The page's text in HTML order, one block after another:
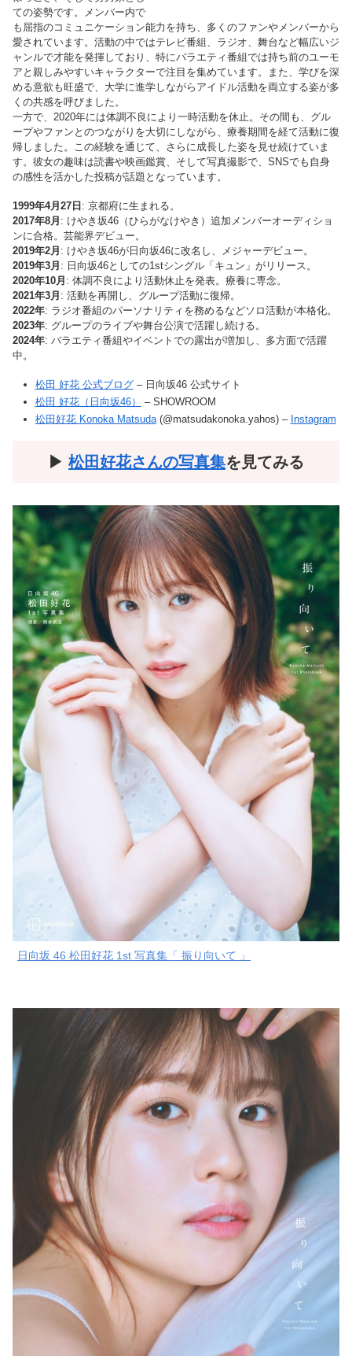
ての姿勢です。メンバー内で
も屈指のコミュニケーション能力を持ち、多くのファンやメンバーから
愛されています。活動の中ではテレビ番組、ラジオ、舞台など幅広いジ
ャンルで才能を発揮しており、特にバラエティ番組では持ち前のユーモ
アと親しみやすいキャラクターで注目を集めています。また、学びを深
める意欲も旺盛で、大学に進学しながらアイドル活動を両立する姿が多
くの共感を呼びました。
一方で、2020年には体調不良により一時活動を休止。その間も、グル
ープやファンとのつながりを大切にしながら、療養期間を経て活動に復
帰しました。この経験を通じて、さらに成長した姿を見せ続けていま
す。彼女の趣味は読書や映画鑑賞、そして写真撮影で、SNSでも自身
の感性を活かした投稿が話題となっています。
1999年4月27日 : 京都府に生まれる。
2017年8月 : けやき坂46（ひらがなけやき）追加メンバーオーディショ
ンに合格。芸能界デビュー。
2019年2月 : けやき坂46が日向坂46に改名し、メジャーデビュー。
2019年3月 : 日向坂46としての1stシングル「キュン」がリリース。
2020年10月 : 体調不良により活動休止を発表。療養に専念。
2021年3月 : 活動を再開し、グループ活動に復帰。
2022年: ラジオ番組のパーソナリティを務めるなどソロ活動が本格化。
2023年: グループのライブや舞台公演で活躍し続ける。
2024年: バラエティ番組やイベントでの露出が増加し、多方面で活躍
中。
松田 好花 公式ブログ– 日向坂46 公式サイト
松田 好花（日向坂46）
– SHOWROOM
松田好花 Konoka Matsuda(@matsudakonoka.yahos) – Instagram
▶︎ 松田好花さんの写真集を見てみる
日向坂 46 松田好花 1st 写真集「 振り向いて 」